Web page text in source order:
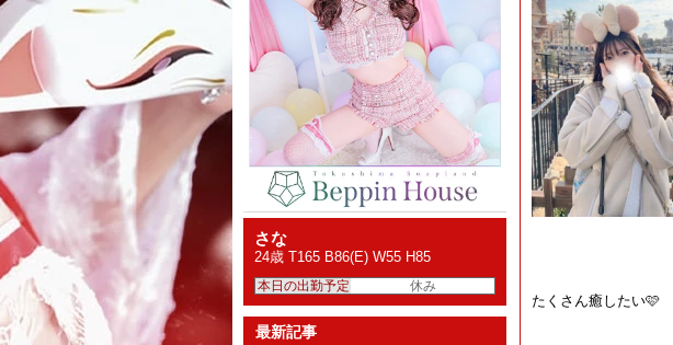
さな
24歳 T165 B86(E) W55 H85
本日の出勤予定 休み
最新記事
たくさん癒したい🩷